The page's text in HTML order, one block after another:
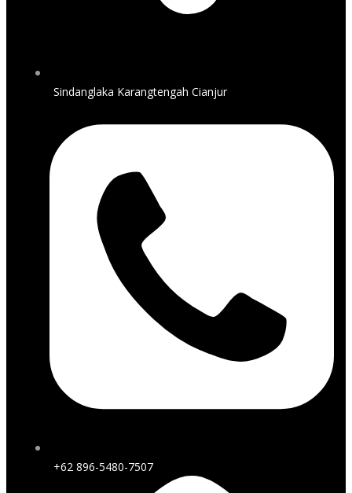
Sindanglaka Karangtengah Cianjur
+62 896-5480-7507